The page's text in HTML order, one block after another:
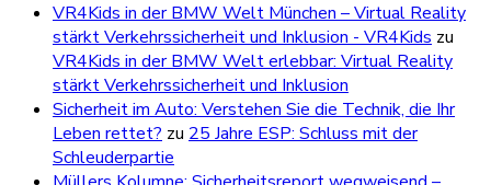
VR4Kids in der BMW Welt München – Virtual Reality
stärkt Verkehrssicherheit und Inklusion - VR4Kids zu
VR4Kids in der BMW Welt erlebbar: Virtual Reality
stärkt Verkehrssicherheit und Inklusion
Sicherheit im Auto: Verstehen Sie die Technik, die Ihr
Leben rettet? zu 25 Jahre ESP: Schluss mit der
Schleuderpartie